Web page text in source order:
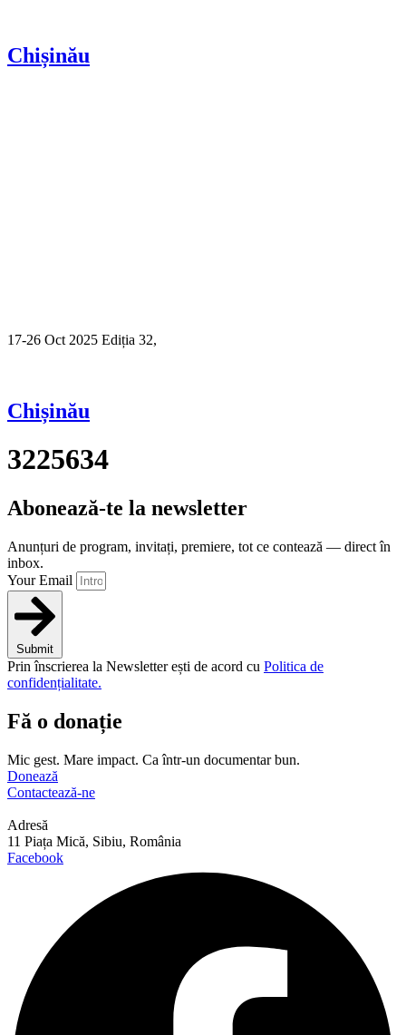
Chișinău
17-26 Oct 2025 Ediția 32,
Chișinău
3225634
Abonează-te la newsletter
Anunțuri de program, invitați, premiere, tot ce contează — direct în
inbox.
Your Email
Submit
Prin înscrierea la Newsletter ești de acord cu Politica de
confidențialitate.
Fă o donație
Mic gest. Mare impact. Ca într-un documentar bun.
Donează
Contactează-ne
Adresă
11 Piața Mică, Sibiu, România
Facebook